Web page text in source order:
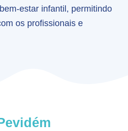
estar infantil, permitindo
os profissionais e